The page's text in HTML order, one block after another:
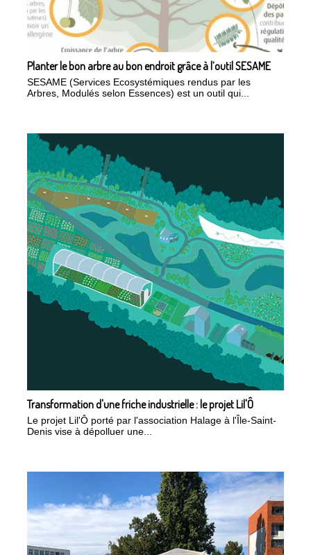
Planter le bon arbre au bon endroit grâce à l’outil SESAME
SESAME (Services Ecosystémiques rendus par les
Arbres, Modulés selon Essences) est un outil qui...
Transformation d'une friche industrielle : le projet Lil'Ô
Le projet Lil'Ô porté par l'association Halage à l'Île-Saint-
Denis vise à dépolluer une...